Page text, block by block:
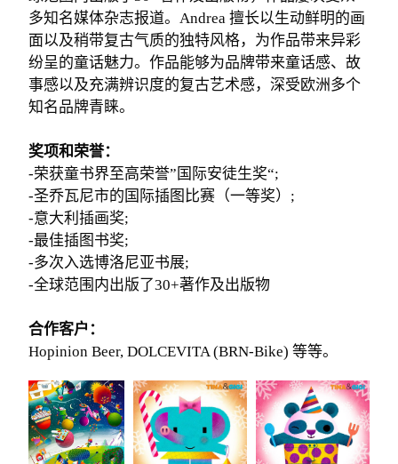
多知名媒体杂志报道。Andrea 擅长以生动鲜明的画
面以及稍带复古气质的独特风格，为作品带来异彩
纷呈的童话魅力。作品能够为品牌带来童话感、故
事感以及充满辨识度的复古艺术感，深受欧洲多个
知名品牌青睐。
奖项和荣誉：
-荣获童书界至高荣誉”国际安徒生奖“;
-圣乔瓦尼市的国际插图比赛（一等奖）;
-意大利插画奖;
-最佳插图书奖;
-多次入选博洛尼亚书展;
-全球范围内出版了30+著作及出版物
合作客户：
Hopinion Beer, DOLCEVITA (BRN-Bike) 等等。